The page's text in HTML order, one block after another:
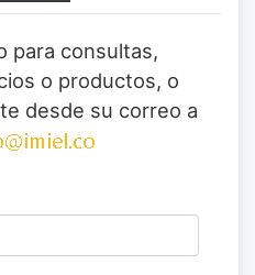
para consultas,
o productos, o
desde su correo a